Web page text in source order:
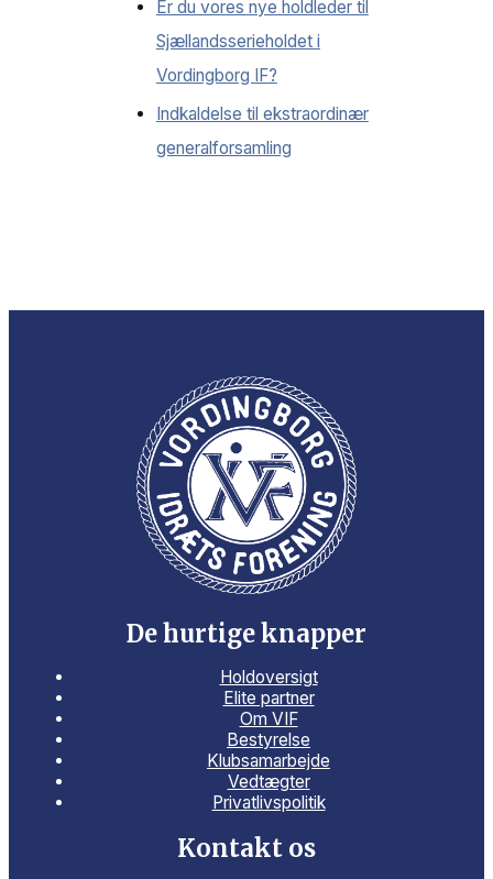
Er du vores nye holdleder til
Sjællandsserieholdet i
Vordingborg IF?
Indkaldelse til ekstraordinær
generalforsamling
De hurtige knapper
Holdoversigt
Elite partner
Om VIF
Bestyrelse
Klubsamarbejde
Vedtægter
Privatlivspolitik
Kontakt os